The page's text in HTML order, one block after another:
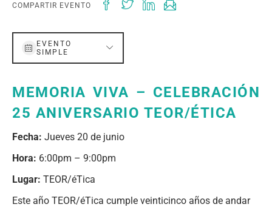
COMPARTIR EVENTO
EVENTO
SIMPLE
MEMORIA VIVA – CELEBRACIÓN
25 ANIVERSARIO TEOR/ÉTICA
Fecha: Jueves 20 de junio
Hora: 6:00pm – 9:00pm
Lugar: TEOR/éTica
Este año TEOR/éTica cumple veinticinco años de andar